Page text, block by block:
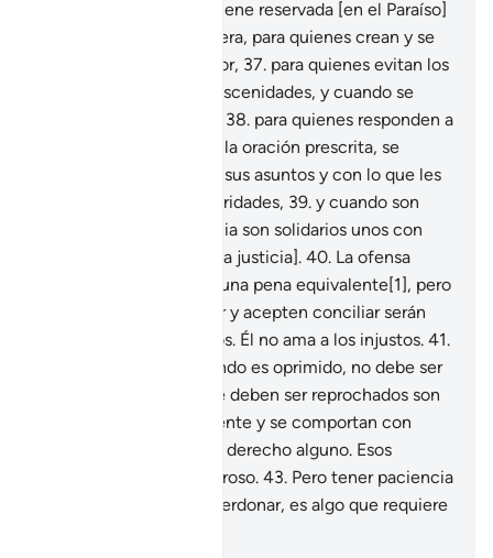
recompensa que Dios tiene reservada [en el Paraíso]
será mejor y más duradera, para quienes crean y se
encomienden a su Señor, 37. para quienes evitan los
pecados graves y las obscenidades, y cuando se
38. para quienes responden a
su Señor, cumplen con la oración prescrita, se
consultan para resolver sus asuntos y con lo que les
he concedido hacen caridades, 39. y cuando son
víctimas de una injusticia son solidarios unos con
otros [para restablecer la justicia]. 40. La ofensa
debe ser retribuida por una pena equivalente[1], pero
quienes sepan perdonar y acepten conciliar serán
recompensados por Dios. Él no ama a los injustos. 41.
Quien se defiende cuando es oprimido, no debe ser
Los que deben ser reprochados son
quienes oprimen a la gente y se comportan con
soberbia en la Tierra sin derecho alguno. Esos
sufrirán un castigo doloroso. 43. Pero tener paciencia
[ante las injusticias] y perdonar, es algo que requiere